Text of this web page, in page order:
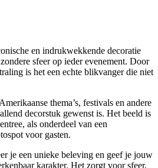
en indrukwekkende decoratie
sfeer op ieder evenement. Door
is het een echte blikvanger die niet
thema’s, festivals en andere
decorstuk gewenst is. Het beeld is
als onderdeel van een
voor gasten.
je een unieke beleving en geef je jouw
karakter. Het zorgt voor sfeer,